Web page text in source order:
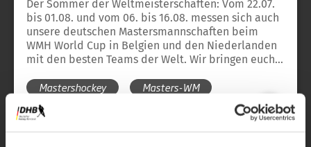
Der Sommer der Weltmeisterschaften: Vom 22.07.
bis 01.08. und vom 06. bis 16.08. messen sich auch
unsere deutschen Mastersmannschaften beim
WMH World Cup in Belgien und den Niederlanden
mit den besten Teams der Welt. Wir bringen euch
alle Ergebnisse unserer deutschen Teams in Blog-
Form.
Mastershockey Masters-WM